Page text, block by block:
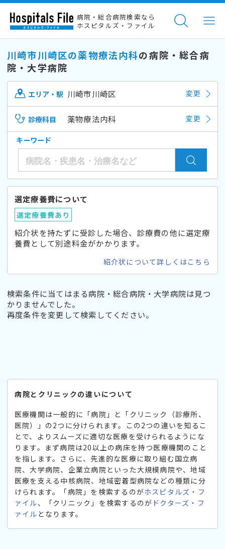
病院・総合病院検索なら
ホスピタルズ・ファイル
川崎市川崎区の薬物療法内科の病院・総合病
院・大学病院
エリア・駅 川崎市川崎区 変更
診療科目 薬物療法内科 変更
キーワード
選定療養費について
選定療養費あり
紹介状を持たずに受診した場合、診療費の他に選定療
養費として別途料金がかかります。
紹介状について詳しくはこちら
検索条件に当てはまる病院・総合病院・大学病院は見つ
かりませんでした。
再度条件を変更して検索してください。
病院とクリニックの違いについて
医療機関は一般的に「病院」と「クリニック（診療所、
医院）」の2つに分けられます。この2つの違いを知るこ
とで、よりスムーズに適切な医療を受けられるようにな
ります。まず病院は20以上の病床を持つ医療機関のこと
を指します。さらに、先進的な医療に取り組む国立病
院、大学病院、企業立病院といった大規模病院や、地域
医療を支える中核病院、地域密着型病院などの種類に分
けられます。「病院」を検索するのがホスピタルズ・フ
ァイル、「クリニック」を検索するのが ドクターズ・フ
ァイル となります。